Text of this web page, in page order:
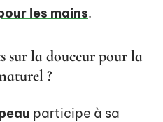
les mains.
sur la douceur pour la
?
participe à sa